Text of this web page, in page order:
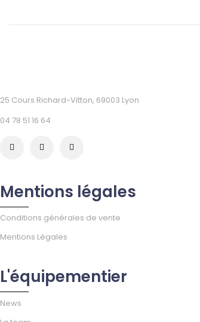
25 Cours Richard-Vitton, 69003 Lyon
04 78 51 16 64
Mentions légales
Conditions générales de vente
Mentions Légales
L'équipementier
News